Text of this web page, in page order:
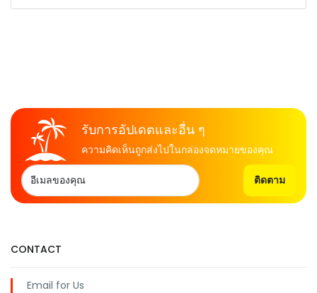
รับการอัปเดตและอื่น ๆ
ความคิดเห็นถูกส่งไปในกล่องจดหมายของคุณ
ติดตาม
CONTACT
Email for Us